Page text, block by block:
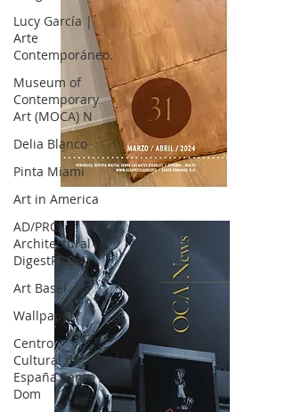
Lucy García |
Arte
Contemporáneo.
Museum of
Contemporary
Art (MOCA) N
Delia Blanco
Pinta Miami
Art in America
AD/PRO
Architectural
DigestPRO Ar
Art Basel
Wallpaper*
Centro
Cultural de
España Santo
Dom
OCA|News 31 / Marzo-Abril / 2024